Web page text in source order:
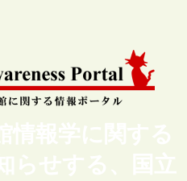
情報学に関する
らせする、国立